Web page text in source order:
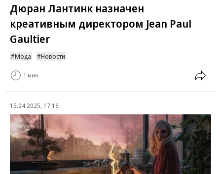
Дюран Лантинк назначен
креативным директором Jean Paul
Gaultier
Мода Новости
1 мин.
15.04.2025, 17:16